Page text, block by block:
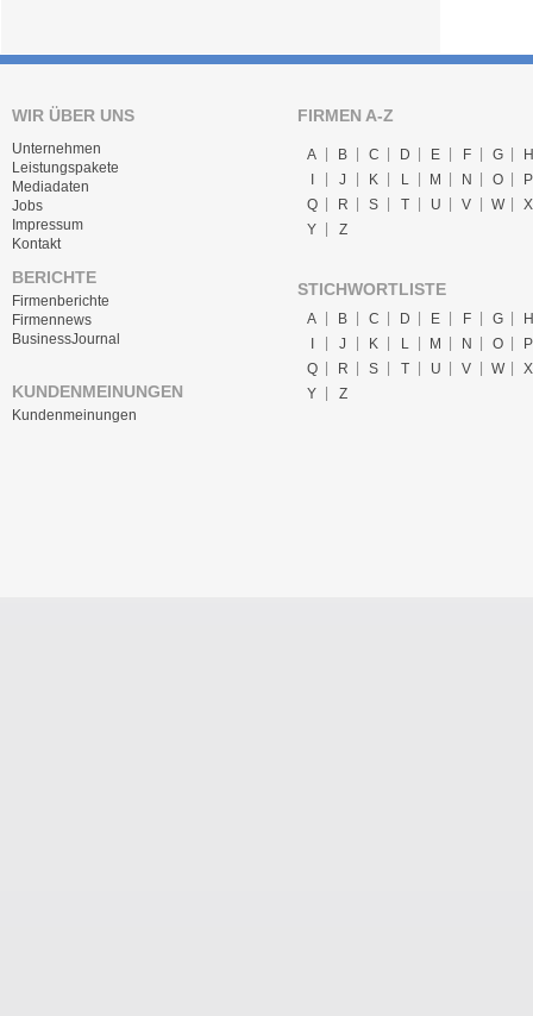
WIR ÜBER UNS
Unternehmen
Leistungspakete
Mediadaten
Jobs
Impressum
Kontakt
BERICHTE
Firmenberichte
Firmennews
BusinessJournal
KUNDENMEINUNGEN
Kundenmeinungen
FIRMEN A-Z
A B C D E F G
H
I
J K L M N O
P
Q
R S T U V W
X
Y
Z
STICHWORTLISTE
A B C D E F G
H
J K L M N O
P
Q
R S T U V W
X
Y
Z